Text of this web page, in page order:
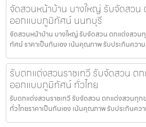
จัดสวนหน้าบ้าน บางใหญ่ รับจัดสวน
ออกแบบภูมิทัศน์ นนทบุรี
จัดสวนหน้าบ้าน บางใหญ่ รับจัดสวน ตกแต่งสวน
ทัศน์ ราคาเป็นกันเอง เน้นคุณภาพ รับประกันควา
รับตกแต่งสวนราชเทวี รับจัดสวน ต
ออกแบบภูมิทัศน์ ทั่วไทย
รับตกแต่งสวนราชเทวี รับจัดสวน ตกแต่งสวนทุ
ทั่วไทยราคาเป็นกันเอง เน้นคุณภาพ รับประกันคว